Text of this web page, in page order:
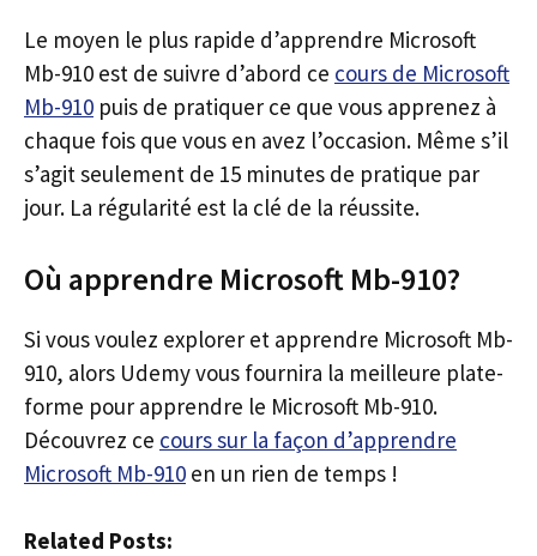
Le moyen le plus rapide d’apprendre Microsoft
Mb-910 est de suivre d’abord ce cours de Microsoft
Mb-910 puis de pratiquer ce que vous apprenez à
chaque fois que vous en avez l’occasion. Même s’il
s’agit seulement de 15 minutes de pratique par
jour. La régularité est la clé de la réussite.
Où apprendre Microsoft Mb-910?
Si vous voulez explorer et apprendre Microsoft Mb-
910, alors Udemy vous fournira la meilleure plate-
forme pour apprendre le Microsoft Mb-910.
Découvrez ce cours sur la façon d’apprendre
Microsoft Mb-910 en un rien de temps !
Related Posts: